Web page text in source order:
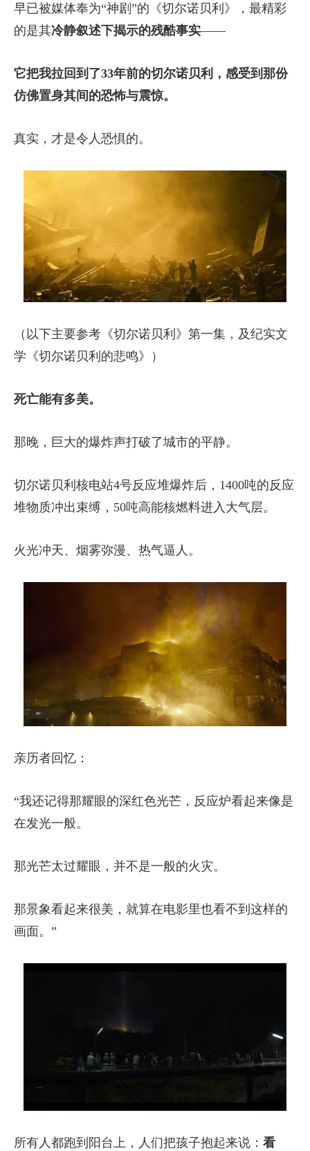
早已被媒体奉为“神剧”的《切尔诺贝利》，最精彩
的是其冷静叙述下揭示的残酷事实——
它把我拉回到了33年前的切尔诺贝利，感受到那份
仿佛置身其间的恐怖与震惊。
真实，才是令人恐惧的。
（以下主要参考《切尔诺贝利》第一集，及纪实文
学《切尔诺贝利的悲鸣》）
死亡能有多美。
那晚，巨大的爆炸声打破了城市的平静。
切尔诺贝利核电站4号反应堆爆炸后，1400吨的反应
堆物质冲出束缚，50吨高能核燃料进入大气层。
火光冲天、烟雾弥漫、热气逼人。
亲历者回忆：
“我还记得那耀眼的深红色光芒，反应炉看起来像是
在发光一般。
那光芒太过耀眼，并不是一般的火灾。
那景象看起来很美，就算在电影里也看不到这样的
画面。”
所有人都跑到阳台上，人们把孩子抱起来说： 看